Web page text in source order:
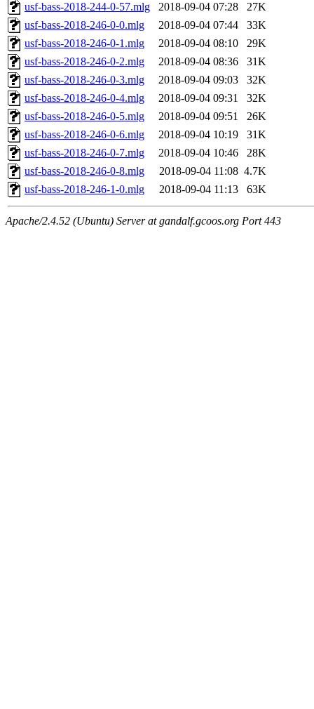
usf-bass-2018-244-0-57.mlg
2018-09-04 07:28
27K
usf-bass-2018-246-0-0.mlg
2018-09-04 07:44
33K
usf-bass-2018-246-0-1.mlg
2018-09-04 08:10
29K
usf-bass-2018-246-0-2.mlg
2018-09-04 08:36
31K
usf-bass-2018-246-0-3.mlg
2018-09-04 09:03
32K
usf-bass-2018-246-0-4.mlg
2018-09-04 09:31
32K
usf-bass-2018-246-0-5.mlg
2018-09-04 09:51
26K
usf-bass-2018-246-0-6.mlg
2018-09-04 10:19
31K
usf-bass-2018-246-0-7.mlg
2018-09-04 10:46
28K
usf-bass-2018-246-0-8.mlg
2018-09-04 11:08 4.7K
usf-bass-2018-246-1-0.mlg
2018-09-04 11:13 63K
Apache/2.4.52 (Ubuntu) Server at gandalf.gcoos.org Port 443